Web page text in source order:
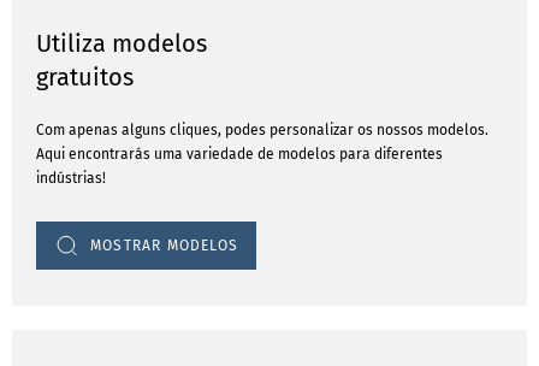
Utiliza modelos
gratuitos
Com apenas alguns cliques, podes personalizar os nossos modelos.
Aqui encontrarás uma variedade de modelos para diferentes
indústrias!
MOSTRAR MODELOS